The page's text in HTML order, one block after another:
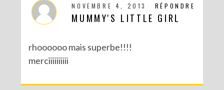
RÉPONDRE
NOVEMBRE 4, 2013
MUMMY'S LITTLE GIRL
rhoooooo mais superbe!!!!
merciiiiiiiiii